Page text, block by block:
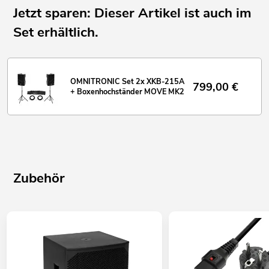
Jetzt sparen: Dieser Artikel ist auch im
Set erhältlich.
OMNITRONIC Set 2x XKB-215A
+ Boxenhochständer MOVE MK2
799,00 €
Zubehör